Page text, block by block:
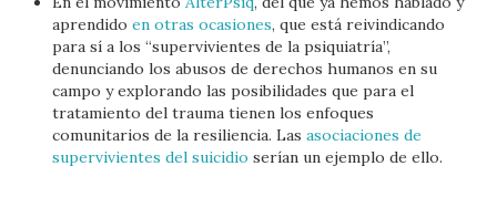
aprendidoen otras ocasiones, que está reivindicando
para sí a los “supervivientes de la psiquiatría”,
denunciando los abusos de derechos humanos en su
campo y explorando las posibilidades que para el
tratamiento del trauma tienen los enfoques
comunitarios de la resiliencia. Lasasociaciones de
supervivientes del suicidio serían un ejemplo de ello.